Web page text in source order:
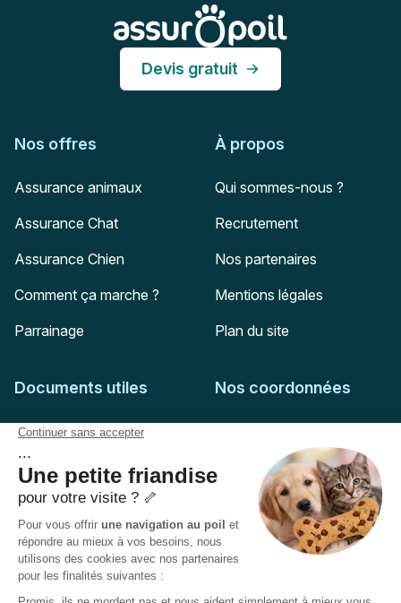
Devis gratuit
Nos offres
Assurance animaux
Assurance Chat
Assurance Chien
Comment ça marche ?
Parrainage
À propos
Qui sommes-nous ?
Recrutement
Nos partenaires
Mentions légales
Plan du site
Documents utiles
Feuille de soins
Conditions générales
Politique de confidentialité
Politique des Cookies
Accessibilité :
Partiellement conforme
Nos coordonnées
51-55 rue Hoche
94767
Ivry-sur-Seine
Pas encore client ?
Mail :
adhesion@assuropoil.com
Tel :
01 77 94 89 02